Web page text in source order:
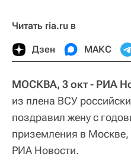
Читать ria.ru в
Дзен МАКС
МОСКВА, 3 окт - РИА
из плена ВСУ
поздравил жену с
приземления в Москве,
РИА Новости.